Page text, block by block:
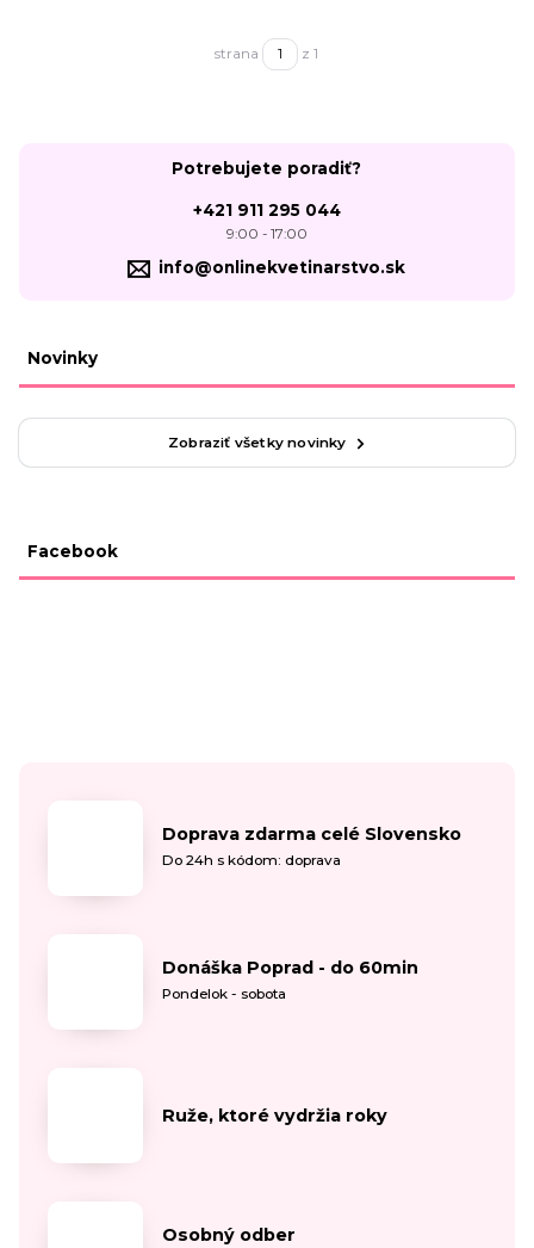
strana z 1
Potrebujete poradiť?
+421 911 295 044
9:00 - 17:00
info@onlinekvetinarstvo.sk
Novinky
Zobraziť všetky novinky
Facebook
Doprava zdarma celé Slovensko
Do 24h s kódom: doprava
Donáška Poprad - do 60min
Pondelok - sobota
Ruže, ktoré vydržia roky
Osobný odber